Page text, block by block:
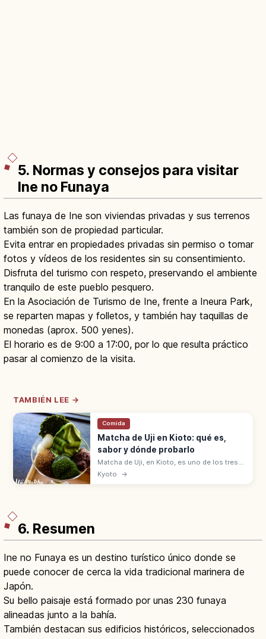
5. Normas y consejos para visitar
Ine no Funaya
Las funaya de Ine son viviendas privadas y sus terrenos
también son de propiedad particular.
Evita entrar en propiedades privadas sin permiso o tomar
fotos y vídeos de los residentes sin su consentimiento.
Disfruta del turismo con respeto, preservando el ambiente
tranquilo de este pueblo pesquero.
En la Asociación de Turismo de Ine, frente a Ineura Park,
se reparten mapas y folletos, y también hay taquillas de
monedas (aprox. 500 yenes).
El horario es de 9:00 a 17:00, por lo que resulta práctico
pasar al comienzo de la visita.
TAMBIÉN LEE →
Comida
Matcha de Uji en Kioto: qué es,
sabor y dónde probarlo
Matcha de Uji, en Kioto, es uno de los tres
grandes tés de Japón con Shizuoka y
Sayama. Origen en 1191 con Eisai,
Kyoto →
6. Resumen
Ine no Funaya es un destino turístico único donde se
puede conocer de cerca la vida tradicional marinera de
Japón.
Su bello paisaje está formado por unas 230 funaya
alineadas junto a la bahía.
También destacan sus edificios históricos, seleccionados